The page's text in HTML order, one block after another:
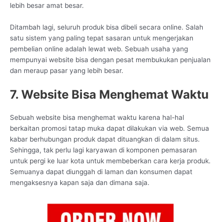
lebih besar amat besar.
Ditambah lagi, seluruh produk bisa dibeli secara online. Salah
satu sistem yang paling tepat sasaran untuk mengerjakan
pembelian online adalah lewat web. Sebuah usaha yang
mempunyai website bisa dengan pesat membukukan penjualan
dan meraup pasar yang lebih besar.
7. Website Bisa Menghemat Waktu
Sebuah website bisa menghemat waktu karena hal-hal
berkaitan promosi tatap muka dapat dilakukan via web. Semua
kabar berhubungan produk dapat dituangkan di dalam situs.
Sehingga, tak perlu lagi karyawan di komponen pemasaran
untuk pergi ke luar kota untuk membeberkan cara kerja produk.
Semuanya dapat diunggah di laman dan konsumen dapat
mengaksesnya kapan saja dan dimana saja.